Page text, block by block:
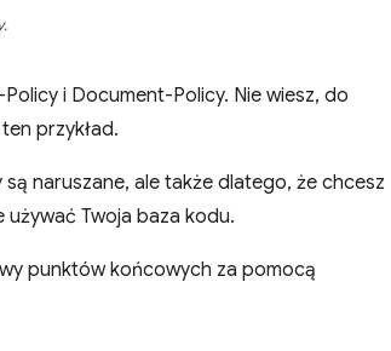
i Document-Policy. Nie wiesz, do
przykład.
naruszane, ale także dlatego, że chcesz
Twoja baza kodu.
punktów końcowych za pomocą